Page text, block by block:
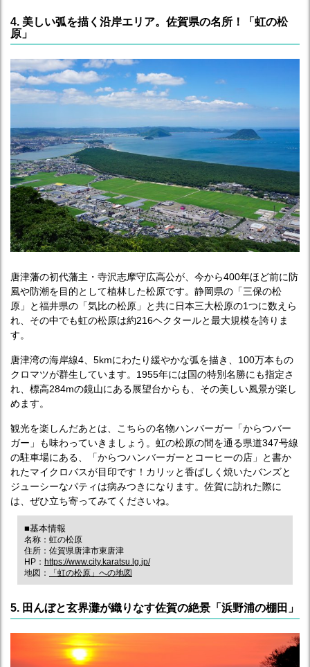
4. 美しい弧を描く沿岸エリア。佐賀県の名所！「虹の松
原」
唐津藩の初代藩主・寺沢志摩守広高公が、今から400年ほど前に防
風や防潮を目的として植林した松原です。静岡県の「三保の松
原」と福井県の「気比の松原」と共に日本三大松原の1つに数えら
れ、その中でも虹の松原は約216ヘクタールと最大規模を誇りま
す。
唐津湾の海岸線4、5kmにわたり緩やかな弧を描き、100万本もの
クロマツが群生しています。1955年には国の特別名勝にも指定さ
れ、標高284mの鏡山にある展望台からも、その美しい風景が楽し
めます。
観光を楽しんだあとは、こちらの名物ハンバーガー「からつバー
ガー」も味わっていきましょう。虹の松原の間を通る県道347号線
の駐車場にある、「からつハンバーガーとコーヒーの店」と書か
れたマイクロバスが目印です！カリッと香ばしく焼いたバンズと
ジューシーなパティは病みつきになります。佐賀に訪れた際に
は、ぜひ立ち寄ってみてくださいね。
■基本情報
名称：虹の松原
住所：佐賀県唐津市東唐津
HP： https://www.city.karatsu.lg.jp/
地図：
「虹の松原」への地図
5. 田んぼと玄界灘が織りなす佐賀の絶景「浜野浦の棚田」